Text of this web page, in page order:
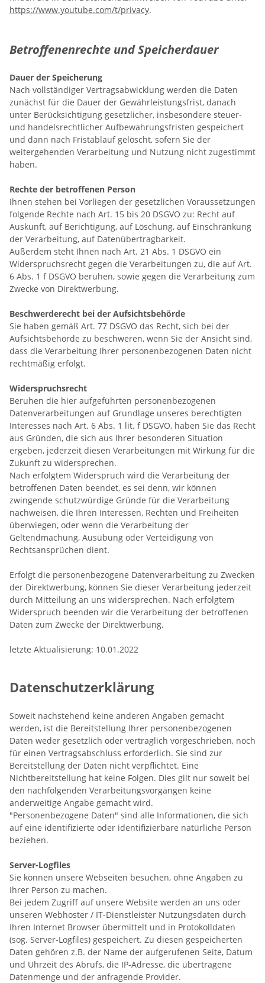
https://www.youtube.com/t/privacy.
Betroffenenrechte und Speicherdauer
Dauer der Speicherung
Nach vollständiger Vertragsabwicklung werden die Daten
zunächst für die Dauer der Gewährleistungsfrist, danach
unter Berücksichtigung gesetzlicher, insbesondere steuer-
und handelsrechtlicher Aufbewahrungsfristen gespeichert
und dann nach Fristablauf gelöscht, sofern Sie der
weitergehenden Verarbeitung und Nutzung nicht zugestimmt
haben.
Rechte der betroffenen Person
Ihnen stehen bei Vorliegen der gesetzlichen Voraussetzungen
folgende Rechte nach Art. 15 bis 20 DSGVO zu: Recht auf
Auskunft, auf Berichtigung, auf Löschung, auf Einschränkung
der Verarbeitung, auf Datenübertragbarkeit.
Außerdem steht Ihnen nach Art. 21 Abs. 1 DSGVO ein
Widerspruchsrecht gegen die Verarbeitungen zu, die auf Art.
6 Abs. 1 f DSGVO beruhen, sowie gegen die Verarbeitung zum
Zwecke von Direktwerbung.
Beschwerderecht bei der Aufsichtsbehörde
Sie haben gemäß Art. 77 DSGVO das Recht, sich bei der
Aufsichtsbehörde zu beschweren, wenn Sie der Ansicht sind,
dass die Verarbeitung Ihrer personenbezogenen Daten nicht
rechtmäßig erfolgt.
Widerspruchsrecht
Beruhen die hier aufgeführten personenbezogenen
Datenverarbeitungen auf Grundlage unseres berechtigten
Interesses nach Art. 6 Abs. 1 lit. f DSGVO, haben Sie das Recht
aus Gründen, die sich aus Ihrer besonderen Situation
ergeben, jederzeit diesen Verarbeitungen mit Wirkung für die
Zukunft zu widersprechen.
Nach erfolgtem Widerspruch wird die Verarbeitung der
betroffenen Daten beendet, es sei denn, wir können
zwingende schutzwürdige Gründe für die Verarbeitung
nachweisen, die Ihren Interessen, Rechten und Freiheiten
überwiegen, oder wenn die Verarbeitung der
Geltendmachung, Ausübung oder Verteidigung von
Rechtsansprüchen dient.
Erfolgt die personenbezogene Datenverarbeitung zu Zwecken
der Direktwerbung, können Sie dieser Verarbeitung jederzeit
durch Mitteilung an uns widersprechen. Nach erfolgtem
Widerspruch beenden wir die Verarbeitung der betroffenen
Daten zum Zwecke der Direktwerbung.
letzte Aktualisierung: 10.01.2022
Datenschutzerklärung
Soweit nachstehend keine anderen Angaben gemacht
werden, ist die Bereitstellung Ihrer personenbezogenen
Daten weder gesetzlich oder vertraglich vorgeschrieben, noch
für einen Vertragsabschluss erforderlich. Sie sind zur
Bereitstellung der Daten nicht verpflichtet. Eine
Nichtbereitstellung hat keine Folgen. Dies gilt nur soweit bei
den nachfolgenden Verarbeitungsvorgängen keine
anderweitige Angabe gemacht wird.
"Personenbezogene Daten" sind alle Informationen, die sich
auf eine identifizierte oder identifizierbare natürliche Person
beziehen.
Server-Logfiles
Sie können unsere Webseiten besuchen, ohne Angaben zu
Ihrer Person zu machen.
Bei jedem Zugriff auf unsere Website werden an uns oder
unseren Webhoster / IT-Dienstleister Nutzungsdaten durch
Ihren Internet Browser übermittelt und in Protokolldaten
(sog. Server-Logfiles) gespeichert. Zu diesen gespeicherten
Daten gehören z.B. der Name der aufgerufenen Seite, Datum
und Uhrzeit des Abrufs, die IP-Adresse, die übertragene
Datenmenge und der anfragende Provider.